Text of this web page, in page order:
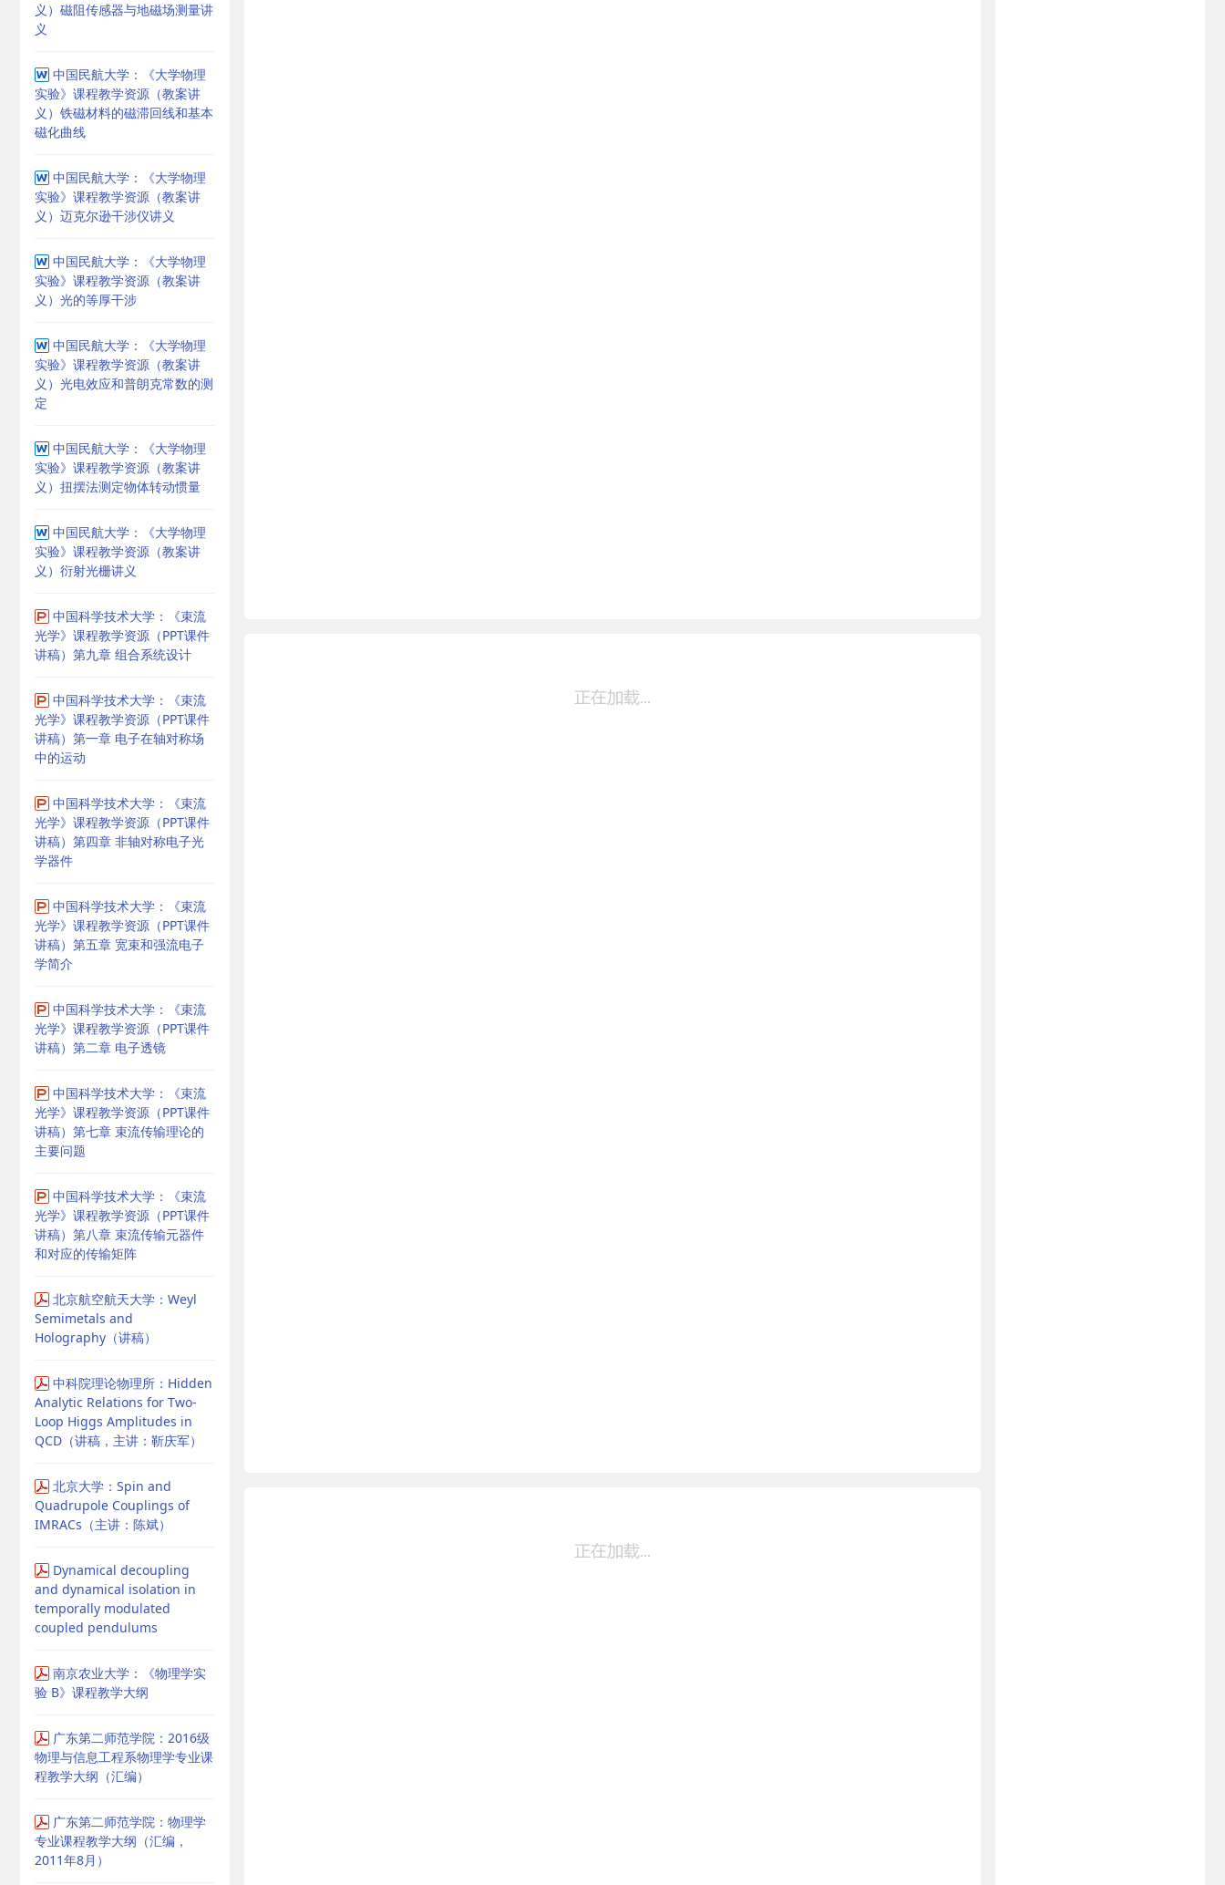
义）磁阻传感器与地磁场测量讲
义
中国民航大学：《大学物理
实验》课程教学资源（教案讲
义）铁磁材料的磁滞回线和基本
磁化曲线
中国民航大学：《大学物理
实验》课程教学资源（教案讲
义）迈克尔逊干涉仪讲义
中国民航大学：《大学物理
实验》课程教学资源（教案讲
义）光的等厚干涉
中国民航大学：《大学物理
实验》课程教学资源（教案讲
义）光电效应和普朗克常数的测
定
中国民航大学：《大学物理
实验》课程教学资源（教案讲
义）扭摆法测定物体转动惯量
中国民航大学：《大学物理
实验》课程教学资源（教案讲
义）衍射光栅讲义
中国科学技术大学：《束流
光学》课程教学资源（PPT课件
讲稿）第九章 组合系统设计
中国科学技术大学：《束流
光学》课程教学资源（PPT课件
讲稿）第一章 电子在轴对称场
中的运动
中国科学技术大学：《束流
光学》课程教学资源（PPT课件
讲稿）第四章 非轴对称电子光
学器件
中国科学技术大学：《束流
光学》课程教学资源（PPT课件
讲稿）第五章 宽束和强流电子
学简介
中国科学技术大学：《束流
光学》课程教学资源（PPT课件
讲稿）第二章 电子透镜
中国科学技术大学：《束流
光学》课程教学资源（PPT课件
讲稿）第七章 束流传输理论的
主要问题
中国科学技术大学：《束流
光学》课程教学资源（PPT课件
讲稿）第八章 束流传输元器件
和对应的传输矩阵
北京航空航天大学：Weyl
Semimetals and
Holography（讲稿）
中科院理论物理所：Hidden
Analytic Relations for Two-
Loop Higgs Amplitudes in
QCD（讲稿，主讲：靳庆军）
北京大学：Spin and
Quadrupole Couplings of
IMRACs（主讲：陈斌）
Dynamical decoupling
and dynamical isolation in
temporally modulated
coupled pendulums
南京农业大学：《物理学实
验 B》课程教学大纲
广东第二师范学院：2016级
物理与信息工程系物理学专业课
程教学大纲（汇编）
广东第二师范学院：物理学
专业课程教学大纲（汇编，
2011年8月）